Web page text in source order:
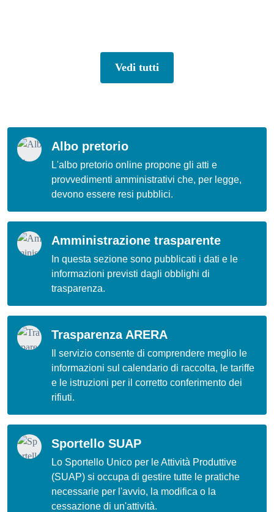
Vedi tutti
Albo pretorio
L'albo pretorio online propone gli atti e
provvedimenti amministrativi che, per legge,
devono essere resi pubblici.
Amministrazione trasparente
In questa sezione sono pubblicati i dati e le
informazioni previsti dagli obblighi di
trasparenza.
Trasparenza ARERA
Il servizio consente di comprendere meglio le
informazioni sul calendario di raccolta, le tariffe
e le istruzioni per il corretto conferimento dei
rifiuti.
Sportello SUAP
Lo Sportello Unico per le Attività Produttive
(SUAP) si occupa di gestire tutte le pratiche
necessarie per l'avvio, la modifica o la
cessazione di un'attività.